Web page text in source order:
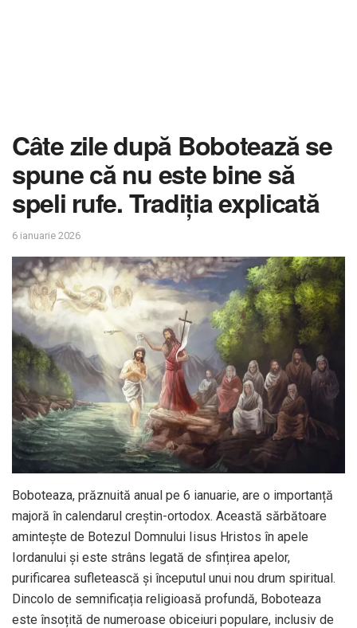
Câte zile după Bobotează se
spune că nu este bine să
speli rufe. Tradiția explicată
6 ianuarie 2026
Boboteaza, prăznuită anual pe 6 ianuarie, are o importanță
majoră în calendarul creștin-ortodox. Această sărbătoare
amintește de Botezul Domnului Iisus Hristos în apele
Iordanului și este strâns legată de sfințirea apelor,
purificarea sufletească și începutul unui nou drum spiritual.
Dincolo de semnificația religioasă profundă, Boboteaza
este însoțită de numeroase obiceiuri populare, inclusiv de